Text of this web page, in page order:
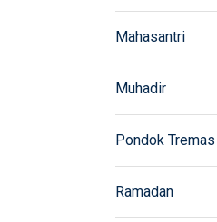
Mahasantri
Muhadir
Pondok Tremas
Ramadan